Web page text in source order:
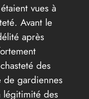
vues à
Avant le
après
des
de gardiennes
légitimité des